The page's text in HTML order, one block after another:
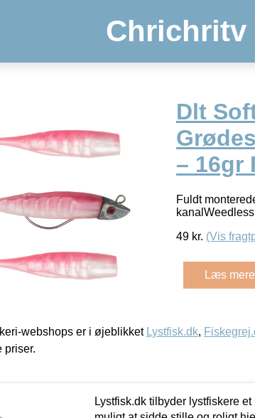
Chrichritv
Dlt
– 16gr
Fuldt
49 kr. (Vis
Læs
webshops er i øjeblikket Lystfisk.dk,
priser.
Lystfisk.dk tilbyder lystfiskere